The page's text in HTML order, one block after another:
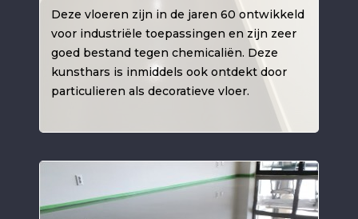
Deze vloeren zijn in de jaren 60 ontwikkeld
voor industriële toepassingen en zijn zeer
goed bestand tegen chemicaliën. Deze
kunsthars is inmiddels ook ontdekt door
particulieren als decoratieve vloer.